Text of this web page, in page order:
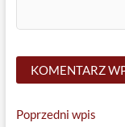
Nawigacja
Poprzedni wpis